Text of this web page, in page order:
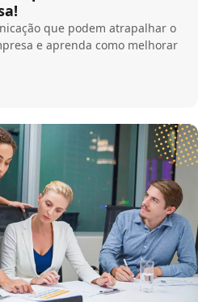
que podem atrapalhar o
e aprenda como melhorar